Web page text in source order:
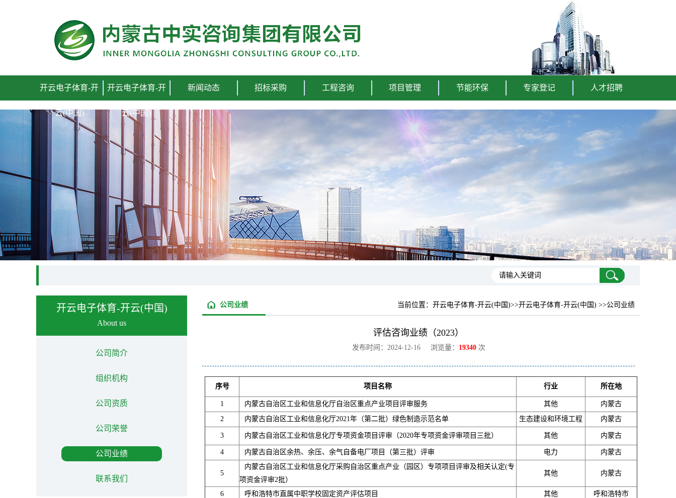
开云电子体育-开
云(中国)
开云电子体育-开
云(中国)
新闻动态 招标采购 工程咨询 项目管理 节能环保 专家登记 人才招聘
开云电子体育-开云(中国)
About us
公司简介
组织机构
公司资质
公司荣誉
公司业绩
联系我们
当前位置： 开云电子体育-开云(中国)>>开云电子体育-开云(中国) >>公司业绩
公司业绩
评估咨询业绩（2023）
发布时间：2024-12-16 浏览量： 19340次
序号 项目名称 行业 所在地
1 内蒙古自治区工业和信息化厅自治区重点产业项目评审服务 其他
内蒙古
2
内蒙古自治区工业和信息化厅2021年（第二批）绿色制造示范名单 生态建设和环境工程 内蒙古
3 内蒙古自治区工业和信息化厅专项资金项目评审（2020年专项资金评审项目三批） 其他 内蒙古
4 内蒙古自治区余热、余压、余气自备电厂项目（第三批）评审 电力 内蒙古
5
内蒙古自治区工业和信息化厅采购自治区重点产业（园区）专项项目评审及相关认定(专
项资金评审2批）
其他 内蒙古
6 呼和浩特市直属中职学校固定资产评估项目 其他 呼和浩特市